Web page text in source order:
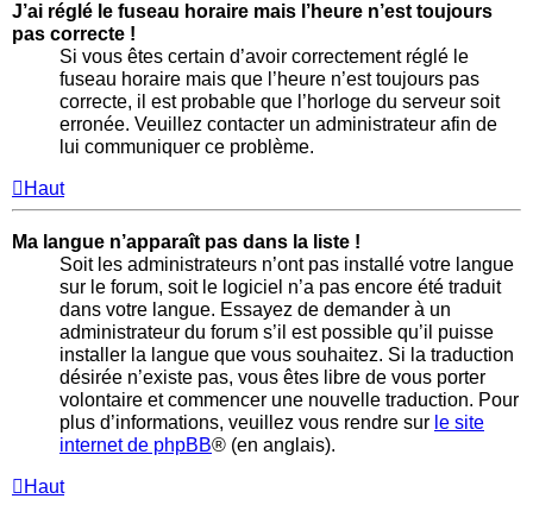
J’ai réglé le fuseau horaire mais l’heure n’est toujours
pas correcte !
Si vous êtes certain d’avoir correctement réglé le
fuseau horaire mais que l’heure n’est toujours pas
correcte, il est probable que l’horloge du serveur soit
erronée. Veuillez contacter un administrateur afin de
lui communiquer ce problème.
Haut
Ma langue n’apparaît pas dans la liste !
Soit les administrateurs n’ont pas installé votre langue
sur le forum, soit le logiciel n’a pas encore été traduit
dans votre langue. Essayez de demander à un
administrateur du forum s’il est possible qu’il puisse
installer la langue que vous souhaitez. Si la traduction
désirée n’existe pas, vous êtes libre de vous porter
volontaire et commencer une nouvelle traduction. Pour
plus d’informations, veuillez vous rendre sur le site
internet de phpBB® (en anglais).
Haut